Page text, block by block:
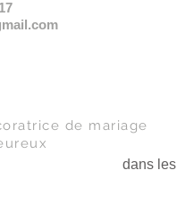
dans
de mariage